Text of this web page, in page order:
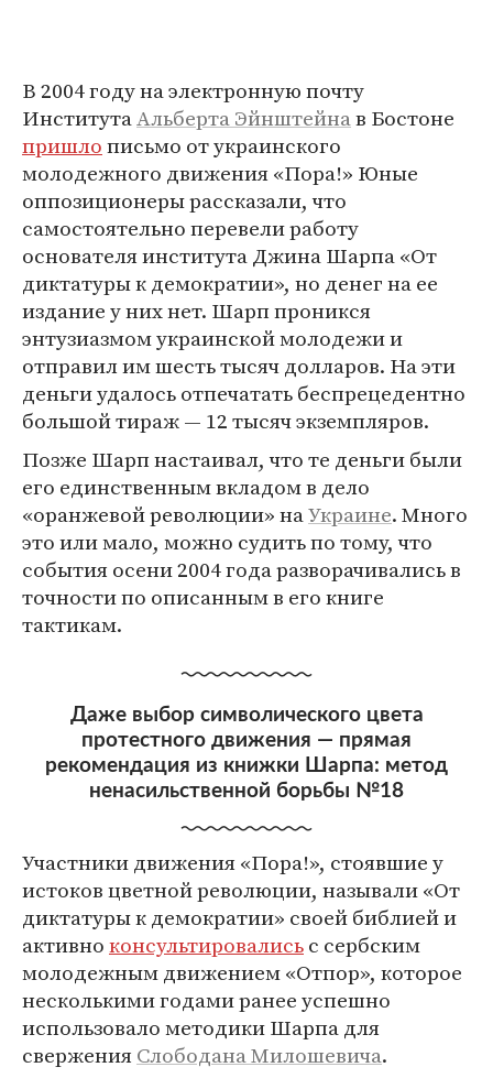
В 2004 году на электронную почту
ИнститутаАльберта Эйнштейнав Бостоне
пришлописьмо от украинского
молодежного движения «Пора!» Юные
оппозиционеры рассказали, что
самостоятельно перевели работу
основателя института Джина Шарпа «От
диктатуры к демократии», но денег на ее
издание у них нет. Шарп проникся
энтузиазмом украинской молодежи и
отправил им шесть тысяч долларов. На эти
деньги удалось отпечатать беспрецедентно
большой тираж — 12 тысяч экземпляров.
Позже Шарп настаивал, что те деньги были
его единственным вкладом в дело
«оранжевой революции» наУкраине. Много
это или мало, можно судить по тому, что
события осени 2004 года разворачивались в
точности по описанным в его книге
тактикам.
Даже выбор символического цвета
протестного движения — прямая
рекомендация из книжки Шарпа: метод
ненасильственной борьбы №18
Участники движения «Пора!», стоявшие у
истоков цветной революции, называли «От
диктатуры к демократии» своей библией и
активноконсультировалисьс сербским
молодежным движением «Отпор», которое
несколькими годами ранее успешно
использовало методики Шарпа для
сверженияСлободана Милошевича.